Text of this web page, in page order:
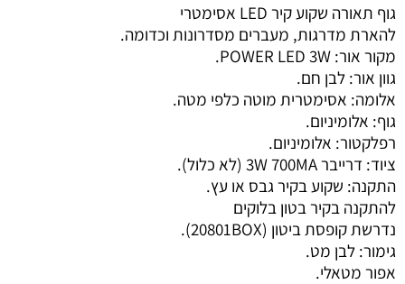
גוף תאורה שקוע קיר LED אסימטרי
להארת מדרגות, מעברים מסדרונות וכדומה.
מקור אור: POWER LED 3W.
גוון אור: לבן חם.
אלומה: אסימטרית מוטה כלפי מטה.
גוף: אלומיניום.
רפלקטור: אלומיניום.
ציוד: דרייבר 3W 700MA (לא כלול).
התקנה: שקוע בקיר גבס או עץ.
להתקנה בקיר בטון בלוקים
נדרשת קופסת ביטון (20801BOX).
גימור: לבן מט.
אפור מטאלי.